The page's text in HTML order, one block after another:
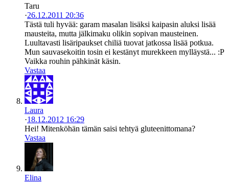
Taru
·26.12.2011 20:36
Tästä tuli hyvää: garam masalan lisäksi kaipasin aluksi lisää
mausteita, mutta jälkimaku olikin sopivan mausteinen.
Luultavasti lisäripaukset chiliä tuovat jatkossa lisää potkua.
Mun sauvasekoitin tosin ei kestänyt murekkeen mylläystä... :P
Vaikka rouhin pähkinät käsin.
Vastaa
Laura
·18.12.2012 16:29
Hei! Mitenköhän tämän saisi tehtyä gluteenittomana?
Vastaa
Elina